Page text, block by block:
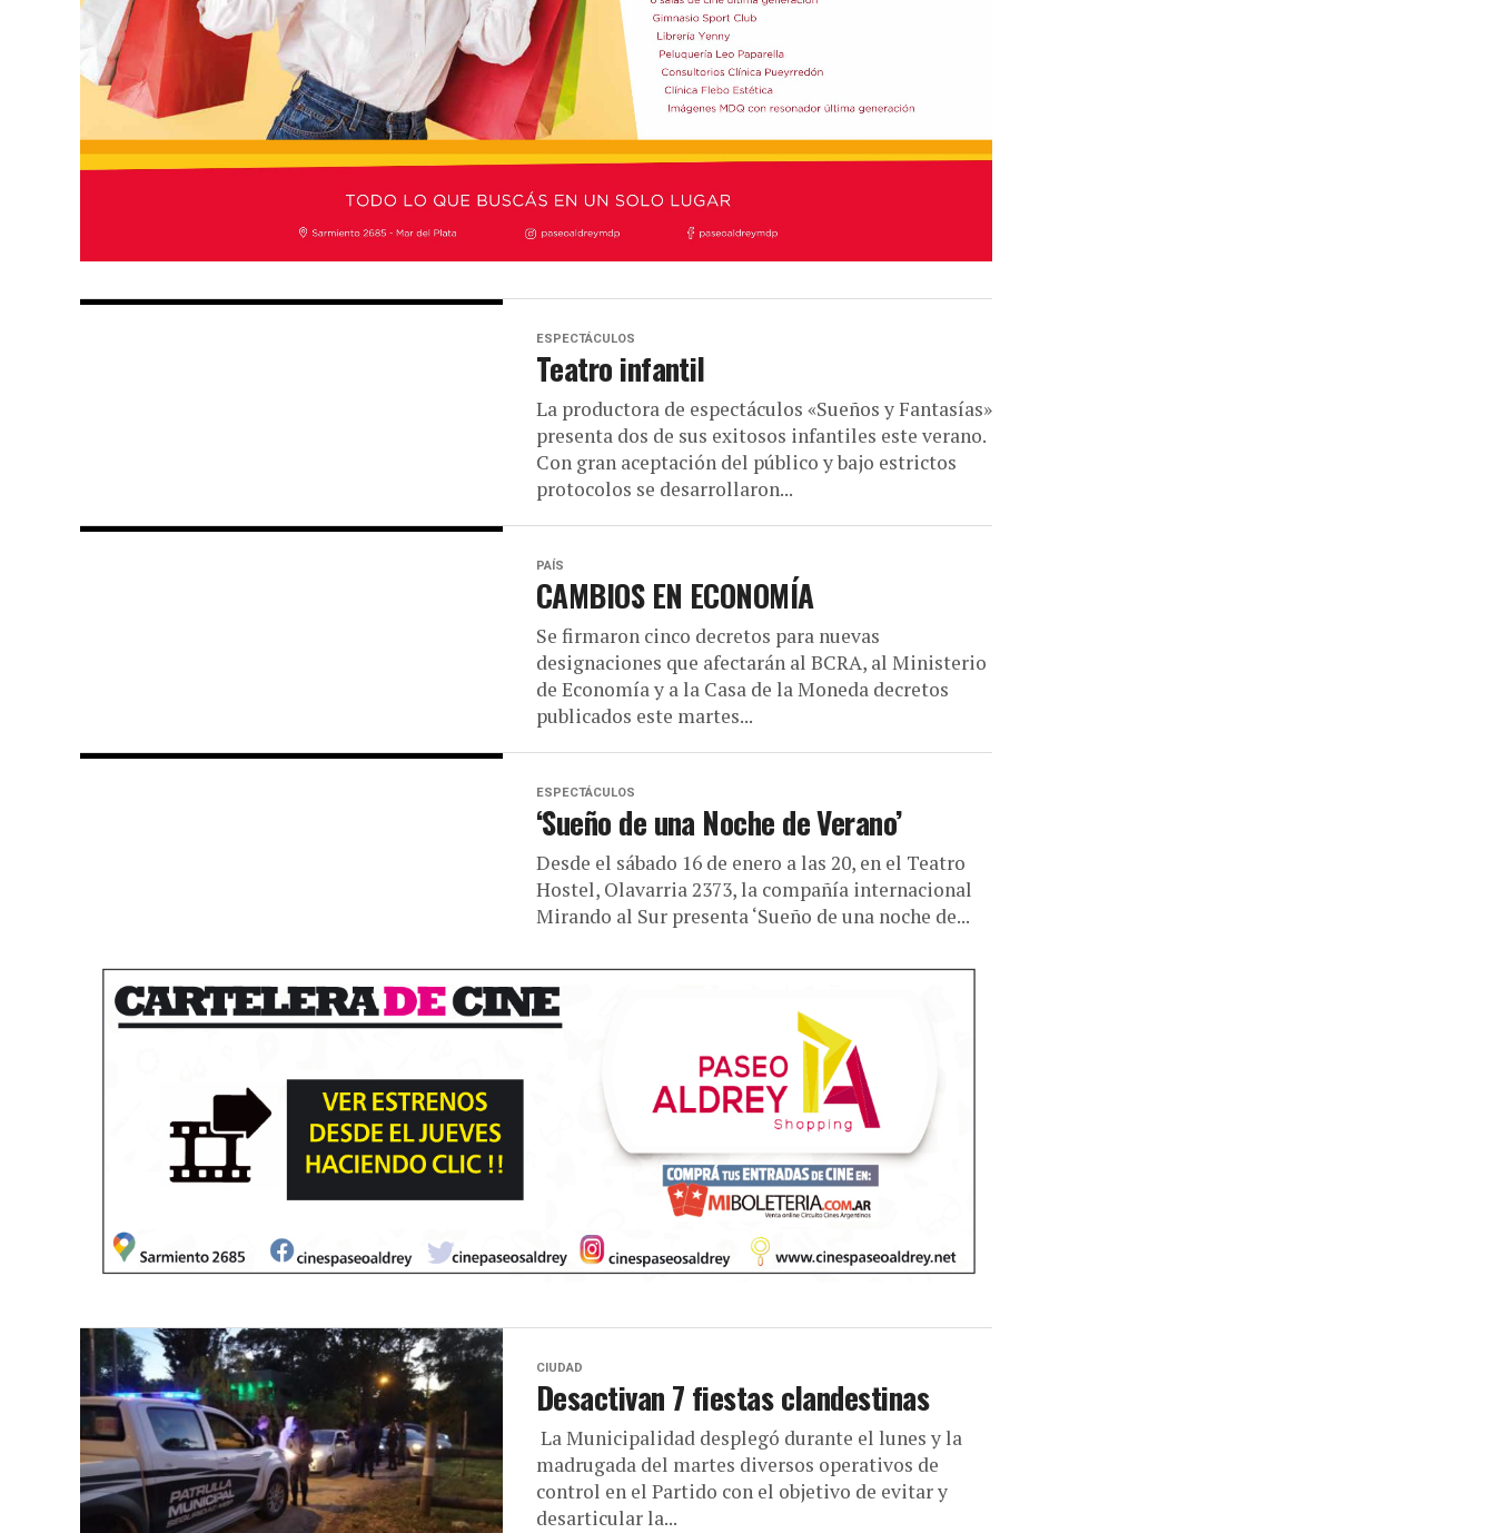
ESPECTÁCULOS
Teatro infantil
La productora de espectáculos «Sueños y Fantasías»
presenta dos de sus exitosos infantiles este verano.
Con gran aceptación del público y bajo estrictos
protocolos se desarrollaron...
PAÍS
CAMBIOS EN ECONOMÍA
Se firmaron cinco decretos para nuevas
designaciones que afectarán al BCRA, al Ministerio
de Economía y a la Casa de la Moneda decretos
publicados este martes...
ESPECTÁCULOS
‘Sueño de una Noche de Verano’
Desde el sábado 16 de enero a las 20, en el Teatro
Hostel, Olavarria 2373, la compañía internacional
Mirando al Sur presenta ‘Sueño de una noche de...
CIUDAD
Desactivan 7 fiestas clandestinas
La Municipalidad desplegó durante el lunes y la
madrugada del martes diversos operativos de
control en el Partido con el objetivo de evitar y
desarticular la...